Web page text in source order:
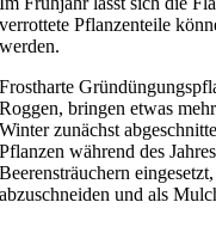
verrottete Pflanzenteile
werden.
Frostharte
Roggen, bringen etwas
Winter zunächst
Pflanzen während des
Beerensträuchern
abzuschneiden und als